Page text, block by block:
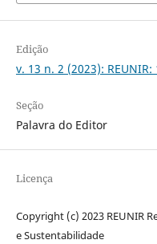
Edição
v. 13 n. 2 (2023): REUNIR:
Seção
Palavra do Editor
Licença
Copyright (c) 2023 REUNIR
e Sustentabilidade